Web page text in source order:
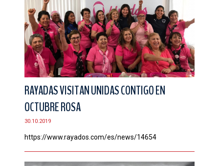
RAYADAS VISITAN UNIDAS CONTIGO EN
OCTUBRE ROSA
30.10.2019
https://www.rayados.com/es/news/14654